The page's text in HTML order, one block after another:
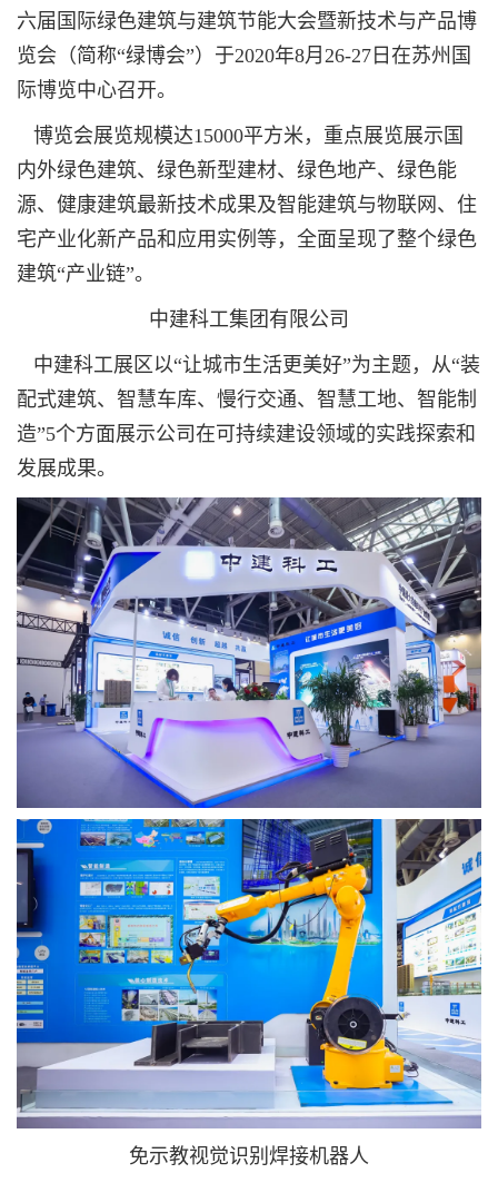
六届国际绿色建筑与建筑节能大会暨新技术与产品博
览会（简称“绿博会”）于2020年8月26-27日在苏州国
际博览中心召开。
博览会展览规模达15000平方米，重点展览展示国
内外绿色建筑、绿色新型建材、绿色地产、绿色能
源、健康建筑最新技术成果及智能建筑与物联网、住
宅产业化新产品和应用实例等，全面呈现了整个绿色
建筑“产业链”。
中建科工集团有限公司
中建科工展区以“让城市生活更美好”为主题，从“装
配式建筑、智慧车库、慢行交通、智慧工地、智能制
造”5个方面展示公司在可持续建设领域的实践探索和
发展成果。
免示教视觉识别焊接机器人